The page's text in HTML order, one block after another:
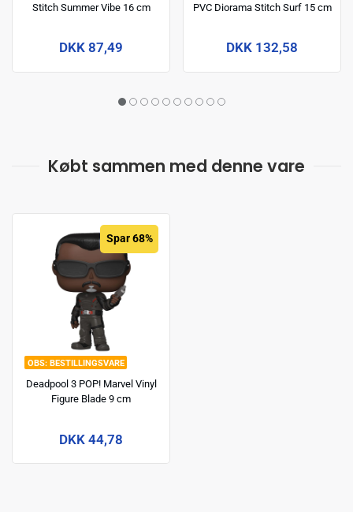
Stitch Summer Vibe 16 cm
DKK 87,49
PVC Diorama Stitch Surf 15 cm
DKK 132,58
Købt sammen med denne vare
BESTILLINGSVARE
Spar 68%
Deadpool 3 POP! Marvel Vinyl
Figure Blade 9 cm
DKK 44,78